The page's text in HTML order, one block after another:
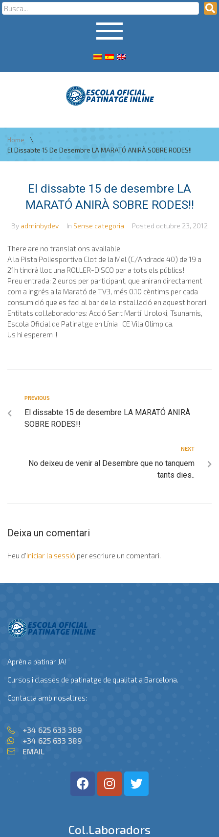
Home
\
El Dissabte 15 De Desembre LA MARATÓ ANIRÀ SOBRE RODES!!
El dissabte 15 de desembre LA
MARATÓ ANIRÀ SOBRE RODES!!
By adminbydev In Sense categoria Posted octubre 23, 2012
There are no translations available.
A la Pista Poliesportiva Clot de la Mel (C/Andrade 40) de 19 a
21h tindrà lloc una ROLLER-DISCO per a tots els públics!
Preu entrada: 2 euros per participant, que aniran directament
com a ingrés a la Marató de TV3, més 0.10 cèntims per cada
consumició que es faci al bar de la instal.lació en aquest horari.
Entitats col.laboradores: Acció Sant Martí, Uroloki, Tsunamis,
Escola Oficial de Patinatge en Línia i CE Vila Olímpica.
Us hi esperem!!
PREVIOUS
El dissabte 15 de desembre LA MARATÓ ANIRÀ
SOBRE RODES!!
NEXT
No deixeu de venir al Desembre que no tanquem
tants dies..
Deixa un comentari
Heu d'iniciar la sessió per escriure un comentari.
Aprèn a patinar JA!
Cursos i classes de patinatge de qualitat a Barcelona.
Contacta amb nosaltres:
+34 625 633 389
+34 625 633 389
EMAIL
Col.laboradors